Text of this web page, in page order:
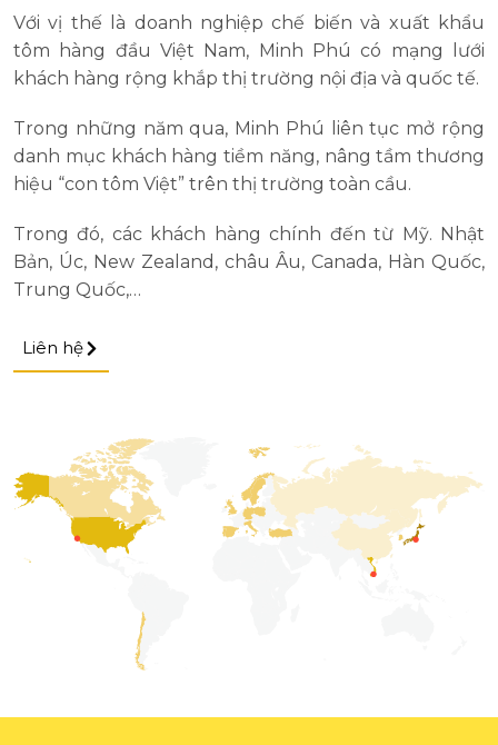
Với vị thế là doanh nghiệp chế biến và xuất khẩu
tôm hàng đầu Việt Nam, Minh Phú có mạng lưới
khách hàng rộng khắp thị trường nội địa và quốc tế.
Trong những năm qua, Minh Phú liên tục mở rộng
danh mục khách hàng tiềm năng, nâng tầm thương
hiệu “con tôm Việt” trên thị trường toàn cầu.
Trong đó, các khách hàng chính đến từ Mỹ. Nhật
Bản, Úc, New Zealand, châu Âu, Canada, Hàn Quốc,
Trung Quốc,…
Liên hệ